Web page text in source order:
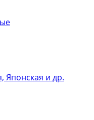
Японская и др.